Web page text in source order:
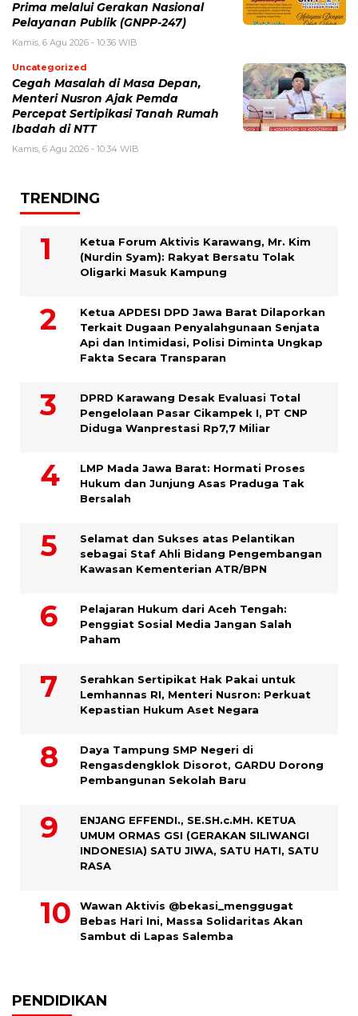
Prima melalui Gerakan Nasional
Pelayanan Publik (GNPP-247)
Kamis, 6 Agu 2026 - 10:36 WIB
Uncategorized
Cegah Masalah di Masa Depan,
Menteri Nusron Ajak Pemda
Percepat Sertipikasi Tanah Rumah
Ibadah di NTT
Kamis, 6 Agu 2026 - 10:34 WIB
TRENDING
Ketua Forum Aktivis Karawang, Mr. Kim
(Nurdin Syam): Rakyat Bersatu Tolak
Oligarki Masuk Kampung
Ketua APDESI DPD Jawa Barat Dilaporkan
Terkait Dugaan Penyalahgunaan Senjata
Api dan Intimidasi, Polisi Diminta Ungkap
Fakta Secara Transparan
DPRD Karawang Desak Evaluasi Total
Pengelolaan Pasar Cikampek I, PT CNP
Diduga Wanprestasi Rp7,7 Miliar
LMP Mada Jawa Barat: Hormati Proses
Hukum dan Junjung Asas Praduga Tak
Bersalah
Selamat dan Sukses atas Pelantikan
sebagai Staf Ahli Bidang Pengembangan
Kawasan Kementerian ATR/BPN
Pelajaran Hukum dari Aceh Tengah:
Penggiat Sosial Media Jangan Salah
Paham
Serahkan Sertipikat Hak Pakai untuk
Lemhannas RI, Menteri Nusron: Perkuat
Kepastian Hukum Aset Negara
Daya Tampung SMP Negeri di
Rengasdengklok Disorot, GARDU Dorong
Pembangunan Sekolah Baru
ENJANG EFFENDI., SE.SH.c.MH. KETUA
UMUM ORMAS GSI (GERAKAN SILIWANGI
INDONESIA) SATU JIWA, SATU HATI, SATU
RASA
Wawan Aktivis @bekasi_menggugat
Bebas Hari Ini, Massa Solidaritas Akan
Sambut di Lapas Salemba
PENDIDIKAN